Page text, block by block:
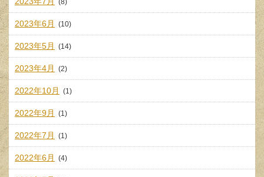
2023年6月 (10)
2023年5月 (14)
2023年4月 (2)
2022年10月 (1)
2022年9月 (1)
2022年7月 (1)
2022年6月 (4)